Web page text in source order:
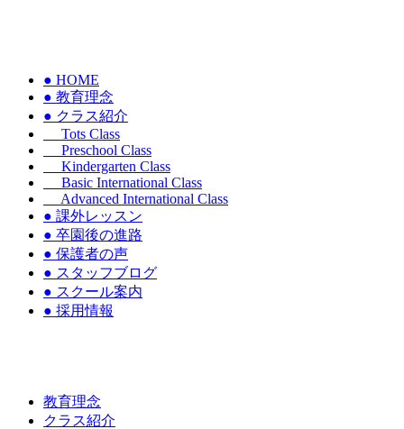
● HOME
● 教育理念
● クラス紹介
Tots Class
Preschool Class
Kindergarten Class
Basic International Class
Advanced International Class
● 課外レッスン
● 卒園後の進路
● 保護者の声
● スタッフブログ
● スクール案内
● 採用情報
教育理念
クラス紹介